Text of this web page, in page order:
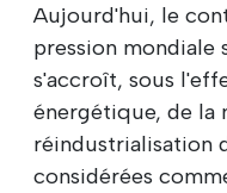
Aujourd'hui, le
pression mondiale
s'accroît, sous
énergétique, de la
réindustrialisation
considérées